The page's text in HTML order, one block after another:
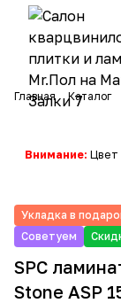
Главная Каталог
Внимание: Цвет
Укладка в
Советуем
SPC
Stone ASP